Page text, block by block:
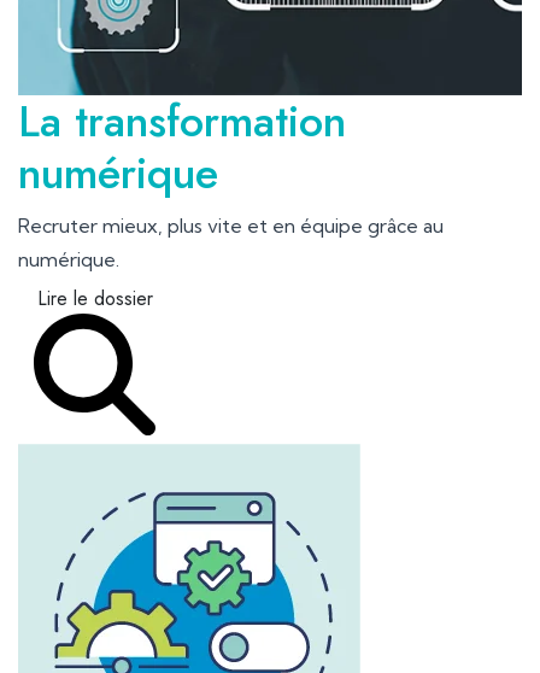
La transformation
numérique
Recruter mieux, plus vite et en équipe grâce au
numérique.
Lire le dossier